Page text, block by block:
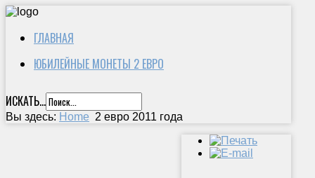
ГЛАВНАЯ
ЮБИЛЕЙНЫЕ МОНЕТЫ 2 ЕВРО
ИСКАТЬ...
Вы здесь: Home 2 евро 2011 года